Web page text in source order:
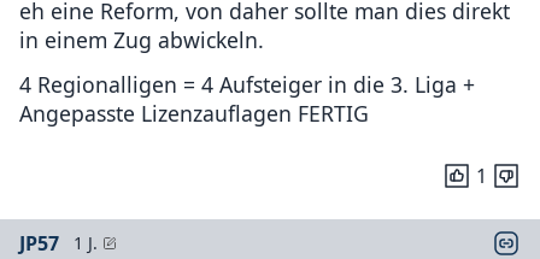
eh eine Reform, von daher sollte man dies direkt
in einem Zug abwickeln.
4 Regionalligen = 4 Aufsteiger in die 3. Liga +
Angepasste Lizenzauflagen FERTIG
1
JP57 1 J.